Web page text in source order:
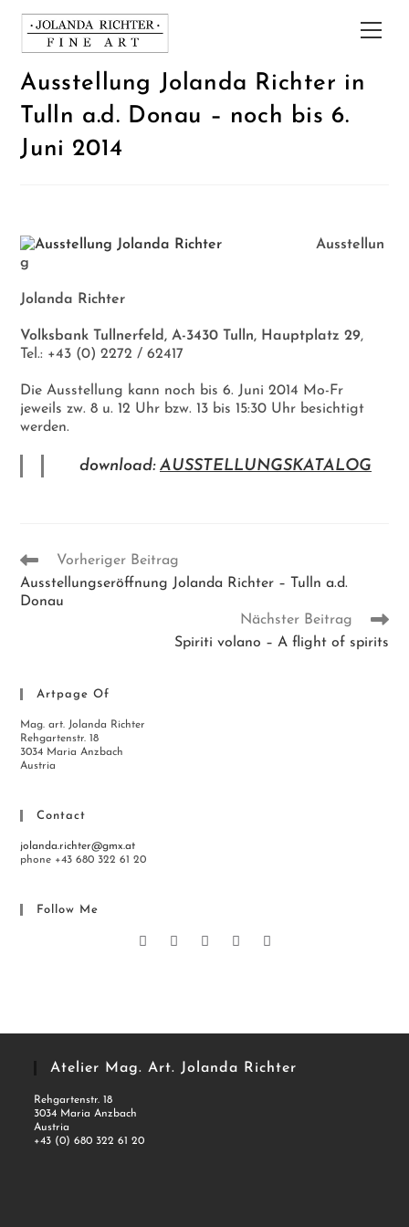
Inhalt
springen
Ausstellung Jolanda Richter in
Tulln a.d. Donau – noch bis 6.
Juni 2014
Ausstellun
g
Jolanda Richter
Volksbank Tullnerfeld, A-3430 Tulln, Hauptplatz 29,
Tel.: +43 (0) 2272 / 62417
Die Ausstellung kann noch bis 6. Juni 2014 Mo-Fr
jeweils zw. 8 u. 12 Uhr bzw. 13 bis 15:30 Uhr besichtigt
werden.
download: AUSSTELLUNGSKATALOG
Weitere
Artikel
ansehen
Vorheriger Beitrag
Ausstellungseröffnung Jolanda Richter – Tulln a.d.
Donau
Nächster Beitrag
Spiriti volano – A flight of spirits
Artpage Of
Mag. art. Jolanda Richter
Rehgartenstr. 18
3034 Maria Anzbach
Austria
Contact
jolanda.richter@gmx.at
phone +43 680 322 61 20
Follow Me
Atelier Mag. Art. Jolanda Richter
Rehgartenstr. 18
3034 Maria Anzbach
Austria
+43 (0) 680 322 61 20